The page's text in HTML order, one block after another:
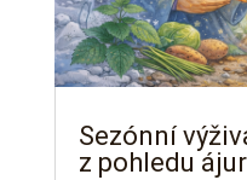
Sezónní
z pohledu